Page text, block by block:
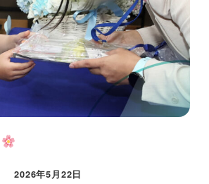
2026年5月22日